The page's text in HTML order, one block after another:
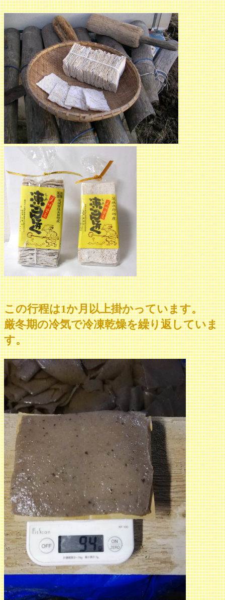
この行程は1か月以上掛かっています。
厳冬期の冷気で冷凍乾燥を繰り返していま
す。